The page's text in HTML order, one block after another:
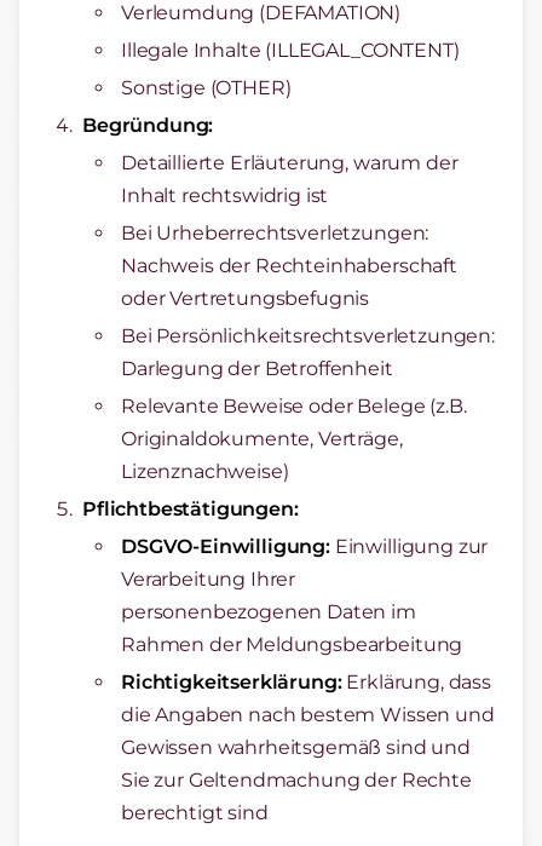
Verleumdung (DEFAMATION)
Illegale Inhalte (ILLEGAL_CONTENT)
Sonstige (OTHER)
Begründung:
Detaillierte Erläuterung, warum der
Inhalt rechtswidrig ist
Bei Urheberrechtsverletzungen:
Nachweis der Rechteinhaberschaft
oder Vertretungsbefugnis
Bei Persönlichkeitsrechtsverletzungen:
Darlegung der Betroffenheit
Relevante Beweise oder Belege (z.B.
Originaldokumente, Verträge,
Lizenznachweise)
Pflichtbestätigungen:
DSGVO-Einwilligung:Einwilligung zur
Verarbeitung Ihrer
personenbezogenen Daten im
Rahmen der Meldungsbearbeitung
Richtigkeitserklärung:Erklärung, dass
die Angaben nach bestem Wissen und
Gewissen wahrheitsgemäß sind und
Sie zur Geltendmachung der Rechte
berechtigt sind